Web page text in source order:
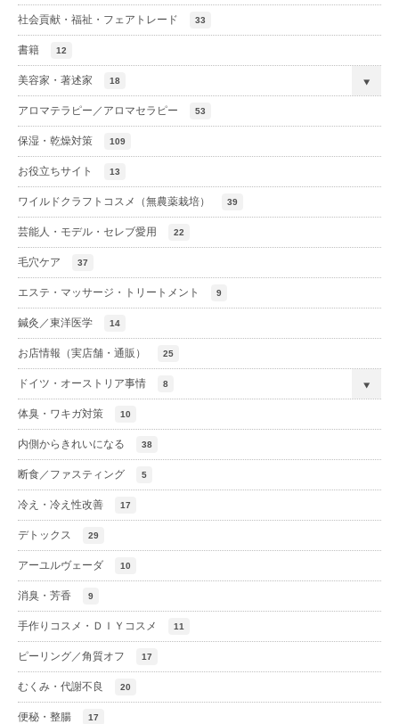
社会貢献・福祉・フェアトレード 33
書籍 12
美容家・著述家 18
アロマテラピー／アロマセラピー 53
保湿・乾燥対策 109
お役立ちサイト 13
ワイルドクラフトコスメ（無農薬栽培） 39
芸能人・モデル・セレブ愛用 22
毛穴ケア 37
エステ・マッサージ・トリートメント 9
鍼灸／東洋医学 14
お店情報（実店舗・通販） 25
ドイツ・オーストリア事情 8
体臭・ワキガ対策 10
内側からきれいになる 38
断食／ファスティング 5
冷え・冷え性改善 17
デトックス 29
アーユルヴェーダ 10
消臭・芳香 9
手作りコスメ・ＤＩＹコスメ 11
ピーリング／角質オフ 17
むくみ・代謝不良 20
便秘・整腸 17